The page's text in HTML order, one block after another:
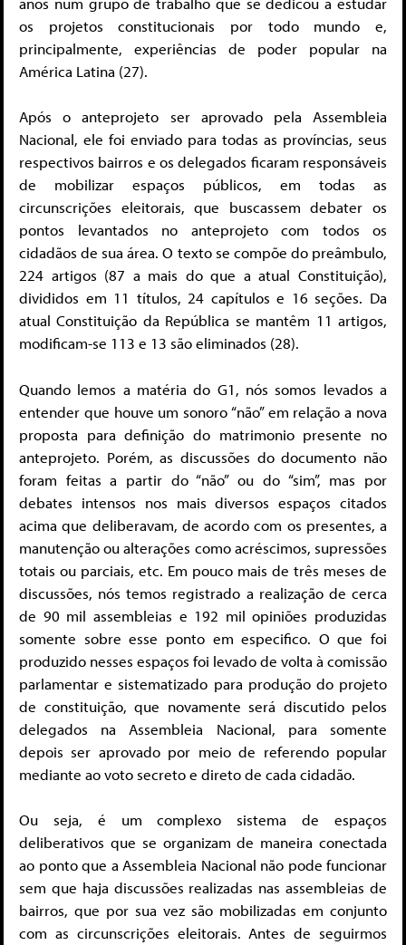
os projetos constitucionais por todo mundo e,
principalmente, experiências de poder popular na
América Latina (27).
Após o anteprojeto ser aprovado pela Assembleia
Nacional, ele foi enviado para todas as províncias, seus
respectivos bairros e os delegados ficaram responsáveis
de mobilizar espaços públicos, em todas as
circunscrições eleitorais, que buscassem debater os
pontos levantados no anteprojeto com todos os
cidadãos de sua área. O texto se compõe do preâmbulo,
224 artigos (87 a mais do que a atual Constituição),
divididos em 11 títulos, 24 capítulos e 16 seções. Da
atual Constituição da República se mantêm 11 artigos,
modificam-se 113 e 13 são eliminados (28).
Quando lemos a matéria do G1, nós somos levados a
entender que houve um sonoro “não” em relação a nova
proposta para definição do matrimonio presente no
anteprojeto. Porém, as discussões do documento não
foram feitas a partir do “não” ou do “sim”, mas por
debates intensos nos mais diversos espaços citados
acima que deliberavam, de acordo com os presentes, a
manutenção ou alterações como acréscimos, supressões
totais ou parciais, etc. Em pouco mais de três meses de
discussões, nós temos registrado a realização de cerca
de 90 mil assembleias e 192 mil opiniões produzidas
somente sobre esse ponto em especifico. O que foi
produzido nesses espaços foi levado de volta à comissão
parlamentar e sistematizado para produção do projeto
de constituição, que novamente será discutido pelos
delegados na Assembleia Nacional, para somente
depois ser aprovado por meio de referendo popular
mediante ao voto secreto e direto de cada cidadão.
Ou seja, é um complexo sistema de espaços
deliberativos que se organizam de maneira conectada
ao ponto que a Assembleia Nacional não pode funcionar
sem que haja discussões realizadas nas assembleias de
bairros, que por sua vez são mobilizadas em conjunto
com as circunscrições eleitorais. Antes de seguirmos